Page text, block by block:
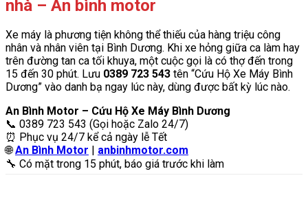
nhà – An bình motor
Xe máy là phương tiện không thể thiếu của hàng triệu công
nhân và nhân viên tại Bình Dương. Khi xe hỏng giữa ca làm hay
trên đường tan ca tối khuya, một cuộc gọi là có thợ đến trong
15 đến 30 phút. Lưu 0389 723 543 tên “Cứu Hộ Xe Máy Bình
Dương” vào danh bạ ngay lúc này, dùng được bất kỳ lúc nào.
An Bình Motor – Cứu Hộ Xe Máy Bình Dương
📞 0389 723 543 (Gọi hoặc Zalo 24/7)
⏰ Phục vụ 24/7 kể cả ngày lễ Tết
🌐An Bình Motor
anbinhmotor.com
🔧 Có mặt trong 15 phút, báo giá trước khi làm